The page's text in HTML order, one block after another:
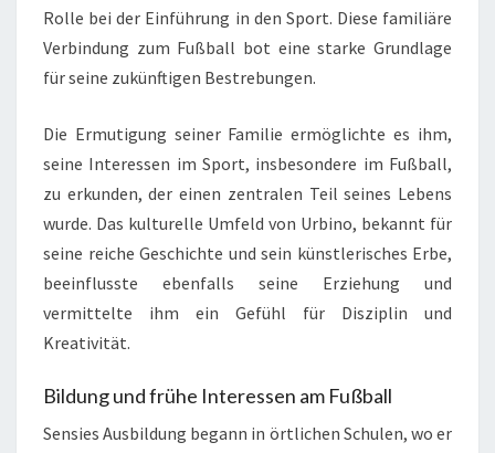
Rolle bei der Einführung in den Sport. Diese familiäre
Verbindung zum Fußball bot eine starke Grundlage
für seine zukünftigen Bestrebungen.
Die Ermutigung seiner Familie ermöglichte es ihm,
seine Interessen im Sport, insbesondere im Fußball,
zu erkunden, der einen zentralen Teil seines Lebens
wurde. Das kulturelle Umfeld von Urbino, bekannt für
seine reiche Geschichte und sein künstlerisches Erbe,
beeinflusste ebenfalls seine Erziehung und
vermittelte ihm ein Gefühl für Disziplin und
Kreativität.
Bildung und frühe Interessen am Fußball
Sensies Ausbildung begann in örtlichen Schulen, wo er